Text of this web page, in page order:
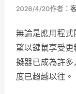
2026/4/20作者：
無論是應用程
望以鍵鼠享受
擬器已成為許
度已超越以往。